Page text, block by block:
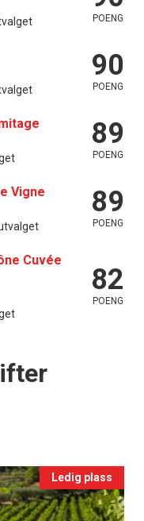
POENG
90
POENG
89
POENG
Vigne 89
POENG
Cuvée
82
POENG
Ledig plass